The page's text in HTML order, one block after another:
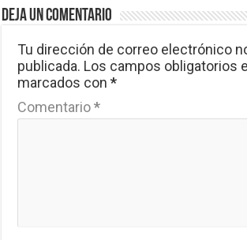
Deja un comentario
Tu dirección de correo electrónico
publicada. Los campos obligatorios
marcados con*
Comentario*